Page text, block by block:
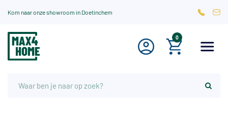
Kom naar onze showroom in Doetinchem
0